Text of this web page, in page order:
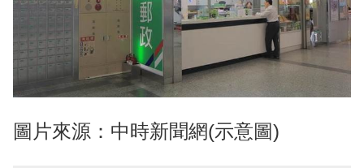
圖片來源：中時新聞網(示意圖)